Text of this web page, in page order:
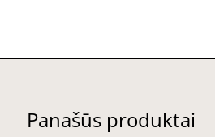
Panašūs produktai